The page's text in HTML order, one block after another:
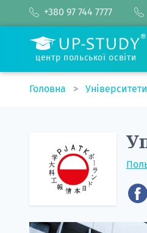
+380 97 744 7777
центр польської освіти
Головна Університети